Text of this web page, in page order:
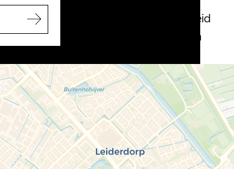
Bereikbaarheid
Overnachten